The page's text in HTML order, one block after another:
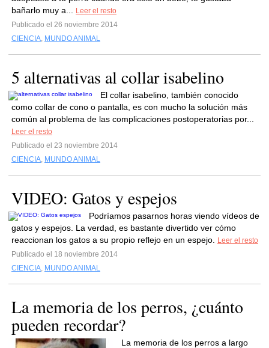
bañarlo muy a...
Leer el resto
Publicado el 26 noviembre 2014
CIENCIA, MUNDO ANIMAL
5 alternativas al collar isabelino
El collar isabelino, también conocido
como collar de cono o pantalla, es con mucho la solución más
común al problema de las complicaciones postoperatorias por...
Leer el resto
Publicado el 23 noviembre 2014
CIENCIA, MUNDO ANIMAL
VIDEO: Gatos y espejos
Podríamos pasarnos horas viendo vídeos de
gatos y espejos. La verdad, es bastante divertido ver cómo
reaccionan los gatos a su propio reflejo en un espejo.
Leer el resto
Publicado el 18 noviembre 2014
CIENCIA, MUNDO ANIMAL
La memoria de los perros, ¿cuánto
pueden recordar?
La memoria de los perros a largo